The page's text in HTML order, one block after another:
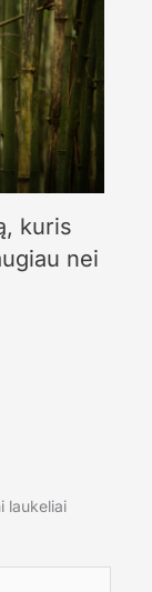
kuris
nei
laukeliai